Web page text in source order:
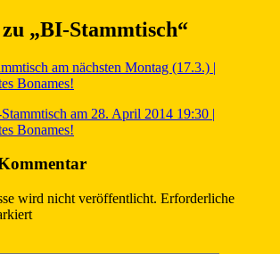
„BI-Stammtisch“
am nächsten Montag (17.3.) |
Bonames!
am 28. April 2014 19:30 |
Bonames!
wird nicht veröffentlicht. Erforderliche